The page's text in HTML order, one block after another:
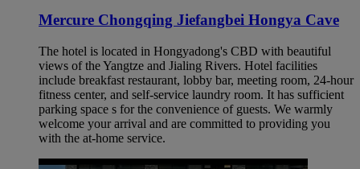
Mercure Chongqing Jiefangbei Hongya Cave
The hotel is located in Hongyadong's CBD with beautiful
views of the Yangtze and Jialing Rivers. Hotel facilities
include breakfast restaurant, lobby bar, meeting room, 24-hour
fitness center, and self-service laundry room. It has sufficient
parking space s for the convenience of guests. We warmly
welcome your arrival and are committed to providing you
with the at-home service.